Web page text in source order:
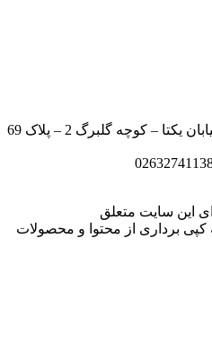
آدرس: کرج – میدان والفجر – خیابان یکتا – کوچه گلبرگ 2 – پلاک 69
سایت متعلق
از محتوا و محصولات